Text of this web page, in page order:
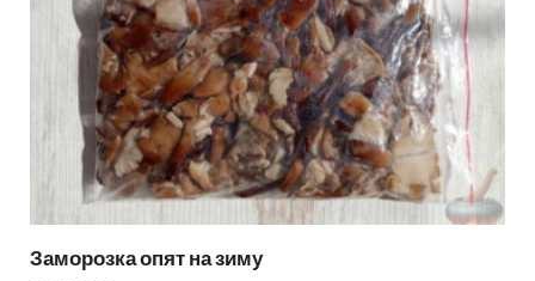
Заморозка опят на зиму